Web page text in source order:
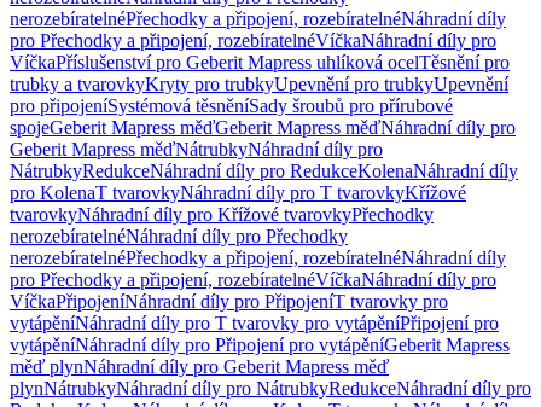
nerozebíratelnéPřechodky a připojení, rozebíratelnéNáhradní díly
pro Přechodky a připojení, rozebíratelnéVíčkaNáhradní díly pro
VíčkaPříslušenství pro Geberit Mapress uhlíková ocelTěsnění pro
trubky a tvarovkyKryty pro trubkyUpevnění pro trubkyUpevnění
pro připojeníSystémová těsněníSady šroubů pro přírubové
spojeGeberit Mapress měďGeberit Mapress měďNáhradní díly pro
Geberit Mapress měďNátrubkyNáhradní díly pro
NátrubkyRedukceNáhradní díly pro RedukceKolenaNáhradní díly
pro KolenaT tvarovkyNáhradní díly pro T tvarovkyKřížové
tvarovkyNáhradní díly pro Křížové tvarovkyPřechodky
nerozebíratelnéNáhradní díly pro Přechodky
nerozebíratelnéPřechodky a připojení, rozebíratelnéNáhradní díly
pro Přechodky a připojení, rozebíratelnéVíčkaNáhradní díly pro
VíčkaPřipojeníNáhradní díly pro PřipojeníT tvarovky pro
vytápěníNáhradní díly pro T tvarovky pro vytápěníPřipojení pro
vytápěníNáhradní díly pro Připojení pro vytápěníGeberit Mapress
měď plynNáhradní díly pro Geberit Mapress měď
plynNátrubkyNáhradní díly pro NátrubkyRedukceNáhradní díly pro